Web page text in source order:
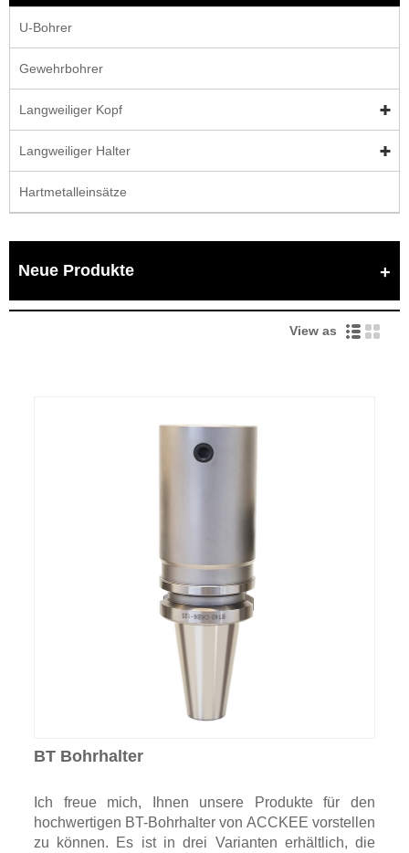
U-Bohrer
Gewehrbohrer
Langweiliger Kopf
Langweiliger Halter
Hartmetalleinsätze
Neue Produkte
View as
BT Bohrhalter
Ich freue mich, Ihnen unsere Produkte für den
hochwertigen BT-Bohrhalter von ACCKEE vorstellen
zu können. Es ist in drei Varianten erhältlich, die